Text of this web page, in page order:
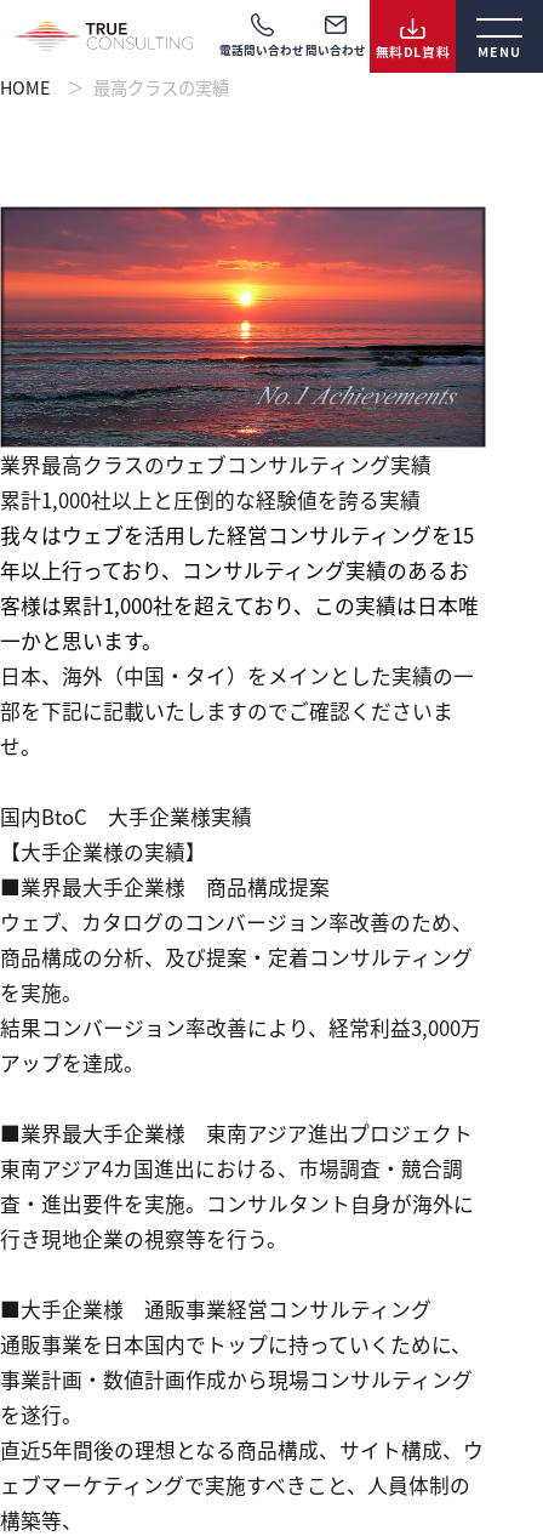
電話問い合わせ問い合わせ
HOME 最高クラスの実績
業界最高クラスのウェブコンサルティング実績
累計1,000社以上と圧倒的な経験値を誇る実績
我々はウェブを活用した経営コンサルティングを15
年以上行っており、コンサルティング実績のあるお
客様は累計1,000社を超えており、この実績は日本唯
一かと思います。
日本、海外（中国・タイ）をメインとした実績の一
部を下記に記載いたしますのでご確認くださいま
せ。
国内BtoC 大手企業様実績
【大手企業様の実績】
■業界最大手企業様 商品構成提案
ウェブ、カタログのコンバージョン率改善のため、
商品構成の分析、及び提案・定着コンサルティング
を実施。
結果コンバージョン率改善により、経常利益3,000万
アップを達成。
■業界最大手企業様 東南アジア進出プロジェクト
東南アジア4カ国進出における、市場調査・競合調
査・進出要件を実施。コンサルタント自身が海外に
行き現地企業の視察等を行う。
■大手企業様 通販事業経営コンサルティング
通販事業を日本国内でトップに持っていくために、
事業計画・数値計画作成から現場コンサルティング
を遂行。
直近5年間後の理想となる商品構成、サイト構成、ウ
ェブマーケティングで実施すべきこと、人員体制の
構築等、